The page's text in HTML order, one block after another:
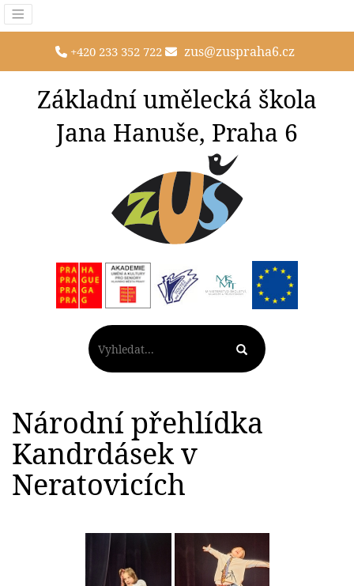
+420 233 352 722 zus@zuspraha6.cz
Základní umělecká škola
Jana Hanuše, Praha 6
Národní přehlídka
Kandrdásek v
Neratovicích